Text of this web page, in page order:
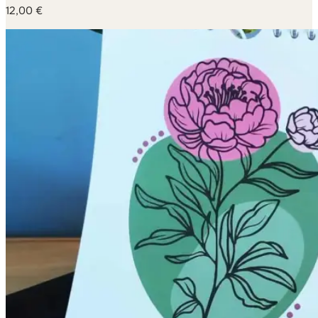
12,00 €